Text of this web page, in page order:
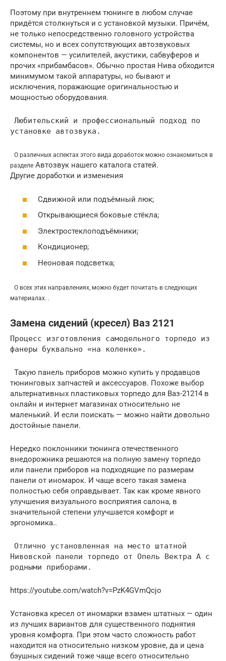
Поэтому при внутреннем тюнинге в любом случае
придётся столкнуться и с установкой музыки. Причём,
не только непосредственно головного устройства
системы, но и всех сопутствующих автозвуковых
компонентов — усилителей, акустики, сабвуферов и
прочих «прибамбасов». Обычно простая Нива обходится
минимумом такой аппаратуры, но бывают и
исключения, поражающие оригинальностью и
мощностью оборудования.
Любительский и профессиональный подход по
установке автозвука.
О различных аспектах этого вида доработок можно ознакомиться в
разделе Автозвук нашего каталога статей.
Другие доработки и изменения
Сдвижной или подъёмный люк;
Открывающиеся боковые стёкла;
Электростеклоподъёмники;
Кондиционер;
Неоновая подсветка;
О всех этих направлениях, можно будет почитать в следующих
материалах. .
Замена сидений (кресел) Ваз 2121
Процесс изготовления самодельного торпедо из
фанеры буквально «на коленке».
Такую панель приборов можно купить у продавцов
тюнинговых запчастей и аксессуаров. Похоже выбор
альтернативных пластиковых торпедо для Ваз-21214 в
онлайн и интернет магазинах относительно не
маленький. И если поискать — можно найти довольно
достойные панели.
Нередко поклонники тюнинга отечественного
внедорожника решаются на полную замену торпедо
или панели приборов на подходящие по размерам
панели от иномарок. И чаще всего такая замена
полностью себя оправдывает. Так как кроме явного
улучшения визуального восприятия салона, в
значительной степени улучшается комфорт и
эргономика..
Отлично установленная на место штатной
Нивовской панели торпедо от Опель Вектра А с
родными приборами.
https://youtube.com/watch?v=PzK4GVmQcjo
Установка кресел от иномарки взамен штатных — один
из лучших вариантов для существенного поднятия
уровня комфорта. При этом часто сложность работ
находится на относительно низком уровне, да и цена
бэушных сидений тоже чаще всего относительно